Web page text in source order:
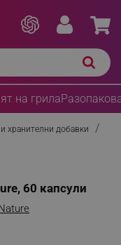
на грила
хранителни добавки
60 капсули